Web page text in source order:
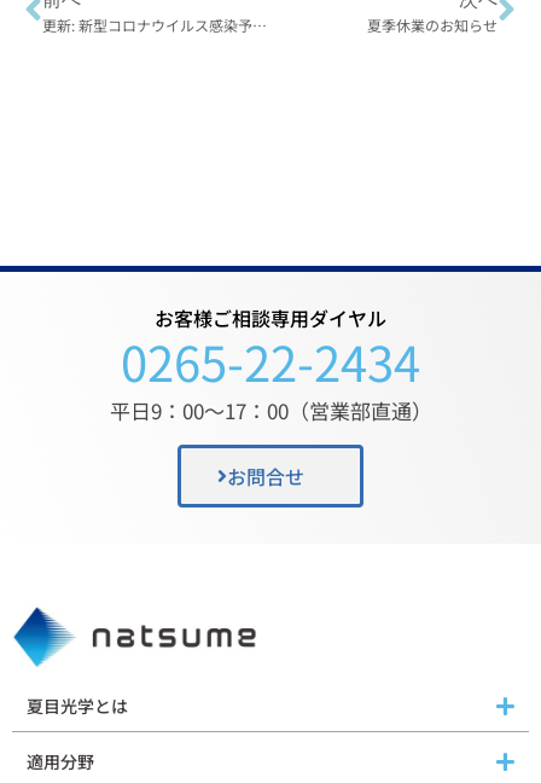
更新: 新型コロナウイルス感染予防へのご協力のお願いについて 夏季休業のお知らせ
お客様ご相談専用ダイヤル
0265-22-2434
平日9：00〜17：00（営業部直通）
お問合せ
夏目光学とは
適用分野